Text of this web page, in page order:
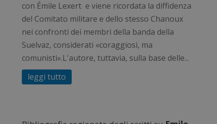
con Émile Lexert e viene ricordata la diffidenza
del Comitato militare e dello stesso Chanoux
nei confronti dei membri della banda della
Suelvaz, considerati «coraggiosi, ma
comunisti».L'autore, tuttavia, sulla base delle...
leggi tutto